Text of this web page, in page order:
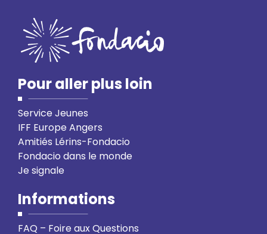
Pour aller plus loin
Service Jeunes
IFF Europe Angers
Amitiés Lérins-Fondacio
Fondacio dans le monde
Je signale
Informations
FAQ – Foire aux Questions